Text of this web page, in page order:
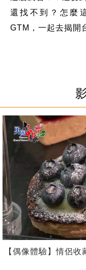
還找不到？怎麼
GTM，一起去揭開
【偶像體驗】情侶收